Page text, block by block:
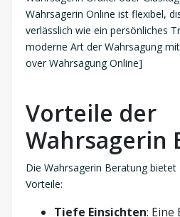
Wahrsagerin Online ist flexibel,
verlässlich wie ein persönliches
moderne Art der Wahrsagung
over Wahrsagung Online]
Vorteile der
Wahrsagerin
Die Wahrsagerin Beratung bietet
Vorteile:
Tiefe Einsichten: